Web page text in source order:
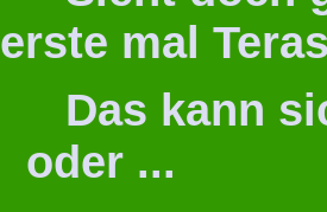
erste mal
Das kann
oder ...